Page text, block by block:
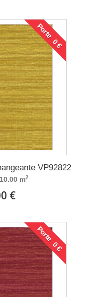
Porte 0 €
VP92822
m2
€
Porte 0 €